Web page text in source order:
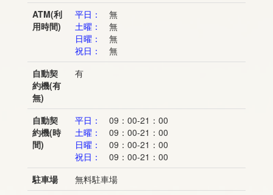
ATM(利
用時間)
平日：
無
土曜：
無
日曜：
無
祝日：
無
自動契
約機(有
無)
有
自動契
約機(時
間)
平日：
09：00-21：00
土曜：
09：00-21：00
日曜：
09：00-21：00
祝日：
09：00-21：00
駐車場
無料駐車場